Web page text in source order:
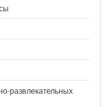
развлекательных